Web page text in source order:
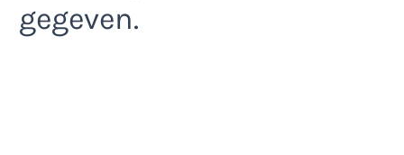
gegeven.